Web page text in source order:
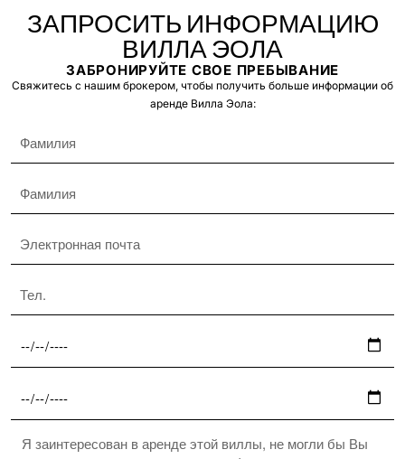
ЗАПРОСИТЬ ИНФОРМАЦИЮ
ВИЛЛА ЭОЛА
ЗАБРОНИРУЙТЕ СВОЕ ПРЕБЫВАНИЕ
Свяжитесь с нашим брокером, чтобы получить больше информации об
аренде Вилла Эола: